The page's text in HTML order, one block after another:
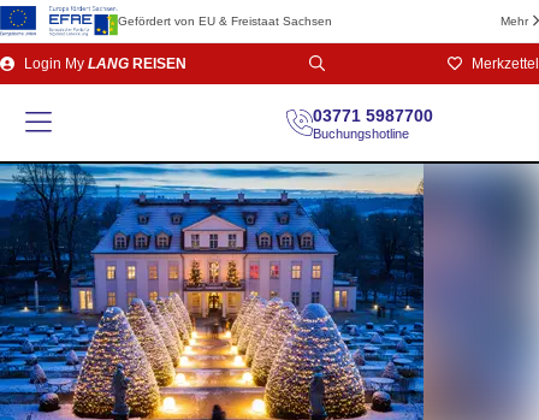
Gefördert von EU & Freistaat Sachsen Mehr
Direkt
zum
Login My LANG REISEN Merkzettel
03771 5987700
Buchungshotline